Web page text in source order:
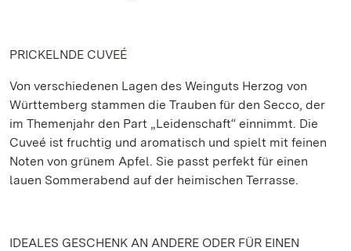
PRICKELNDE CUVEÉ
Von verschiedenen Lagen des Weinguts Herzog von
Württemberg stammen die Trauben für den Secco, der
im Themenjahr den Part „Leidenschaft“ einnimmt. Die
Cuveé ist fruchtig und aromatisch und spielt mit feinen
Noten von grünem Apfel. Sie passt perfekt für einen
lauen Sommerabend auf der heimischen Terrasse.
IDEALES GESCHENK AN ANDERE ODER FÜR EINEN